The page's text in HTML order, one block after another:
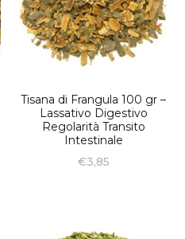
Tisana di Frangula 100 gr –
Lassativo Digestivo
Regolarità Transito
Intestinale
€3,85